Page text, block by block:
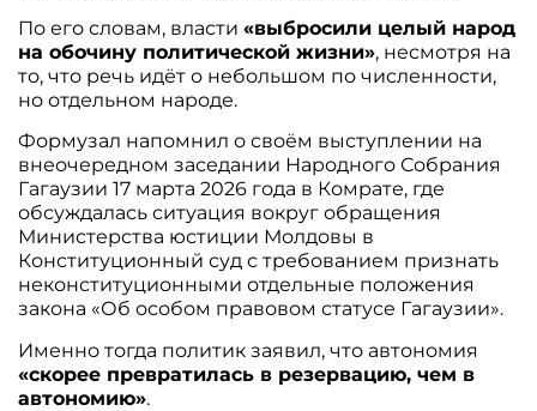
По его словам, власти«выбросили целый народ
на обочину политической жизни», несмотря на
то, что речь идёт о небольшом по численности,
но отдельном народе.
Формузал напомнил о своём выступлении на
внеочередном заседании Народного Собрания
Гагаузии 17 марта 2026 года в Комрате, где
обсуждалась ситуация вокруг обращения
Министерства юстиции Молдовы в
Конституционный суд с требованием признать
неконституционными отдельные положения
закона «Об особом правовом статусе Гагаузии».
Именно тогда политик заявил, что автономия
«скорее превратилась в резервацию, чем в
автономию».